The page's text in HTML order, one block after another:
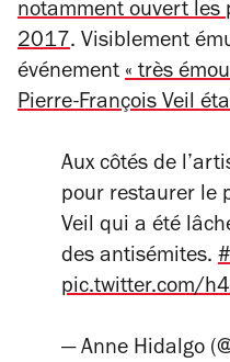
notamment ouvert les
2017. Visiblement
événement « très
Pierre-François Veil
Aux côtés de
pour restaurer le
Veil qui a été
des antisémites.
pic.twitter.com/
— Anne Hidalgo